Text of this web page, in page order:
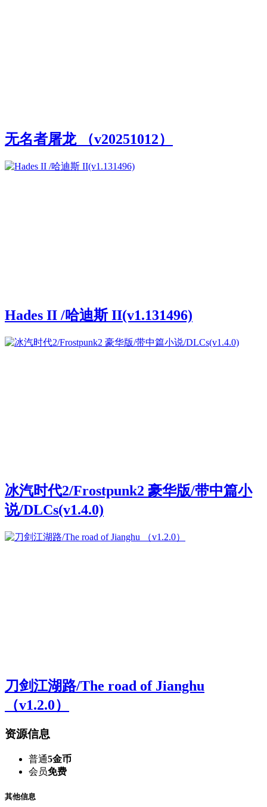
无名者屠龙 （v20251012）
Hades II /哈迪斯 II(v1.131496)
冰汽时代2/Frostpunk2 豪华版/带中篇小
说/DLCs(v1.4.0)
刀剑江湖路/The road of Jianghu
（v1.2.0）
资源信息
普通5金币
会员免费
其他信息